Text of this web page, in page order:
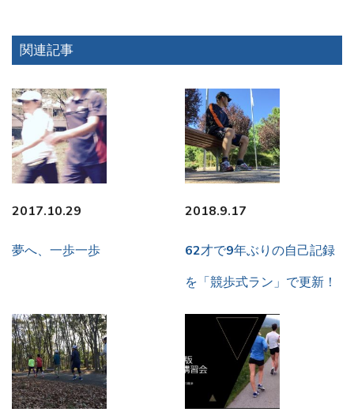
関連記事
2017.10.29
夢へ、一歩一歩
2018.9.17
62才で9年ぶりの自己記録
を「競歩式ラン」で更新！